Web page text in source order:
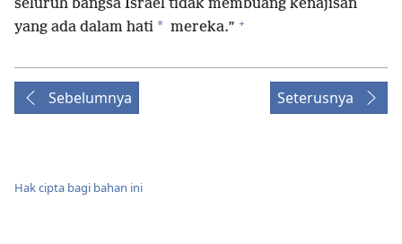
seluruh bangsa Israel tidak membuang kenajisan
yang ada dalam hati * mereka.” +
Sebelumnya Seterusnya
Hak cipta bagi bahan ini